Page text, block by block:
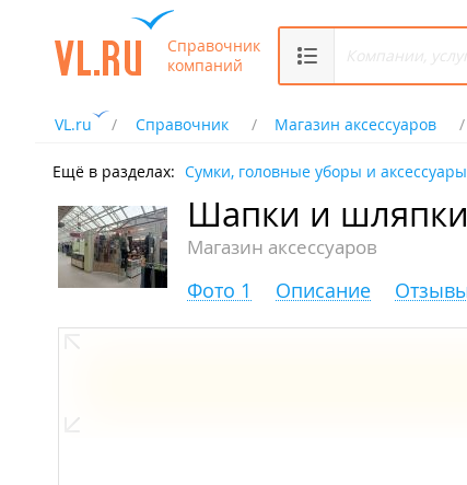
Справочник
компаний
VL.ru Справочник Магазин аксессуаров
Ещё в разделах: Сумки, головные уборы и аксессуары
Шапки и шляпки
Магазин аксессуаров
Фото 1 Описание